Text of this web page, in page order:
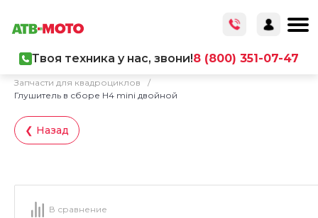
Твоя техника у нас, звони!8 (800) 351-07-47
Запчасти для квадроциклов
/
Глушитель в сборе H4 mini двойной
❮ Назад
В сравнение